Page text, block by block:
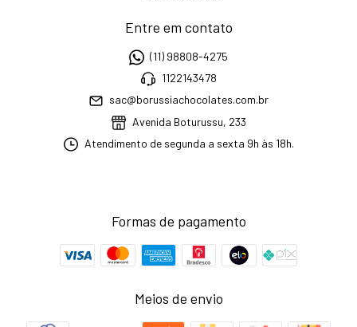
Entre em contato
(11) 98808-4275
1122143478
sac@borussiachocolates.com.br
Avenida Boturussu, 233
Atendimento de segunda a sexta 9h às 18h.
Formas de pagamento
Meios de envio